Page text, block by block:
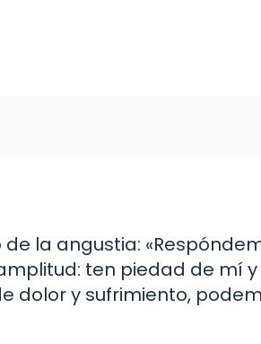
la angustia:
ten piedad de mí
dolor y sufrimiento,